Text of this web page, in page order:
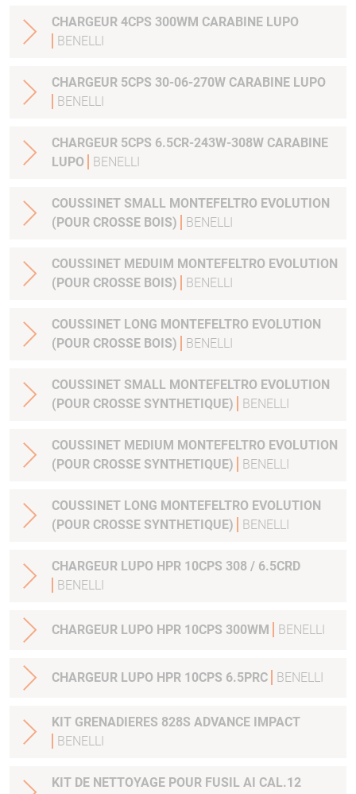
CHARGEUR 4CPS 300WM CARABINE LUPO
BENELLI
CHARGEUR 5CPS 30-06-270W CARABINE LUPO
BENELLI
CHARGEUR 5CPS 6.5CR-243W-308W CARABINE
LUPO
BENELLI
COUSSINET SMALL MONTEFELTRO EVOLUTION
(POUR CROSSE BOIS)
BENELLI
COUSSINET MEDUIM MONTEFELTRO EVOLUTION
(POUR CROSSE BOIS)
BENELLI
COUSSINET LONG MONTEFELTRO EVOLUTION
(POUR CROSSE BOIS)
BENELLI
COUSSINET SMALL MONTEFELTRO EVOLUTION
(POUR CROSSE SYNTHETIQUE)
BENELLI
COUSSINET MEDIUM MONTEFELTRO EVOLUTION
(POUR CROSSE SYNTHETIQUE)
BENELLI
COUSSINET LONG MONTEFELTRO EVOLUTION
(POUR CROSSE SYNTHETIQUE)
BENELLI
CHARGEUR LUPO HPR 10CPS 308 / 6.5CRD
BENELLI
CHARGEUR LUPO HPR 10CPS 300WM BENELLI
CHARGEUR LUPO HPR 10CPS 6.5PRC BENELLI
KIT GRENADIERES 828S ADVANCE IMPACT
BENELLI
KIT DE NETTOYAGE POUR FUSIL AI CAL.12